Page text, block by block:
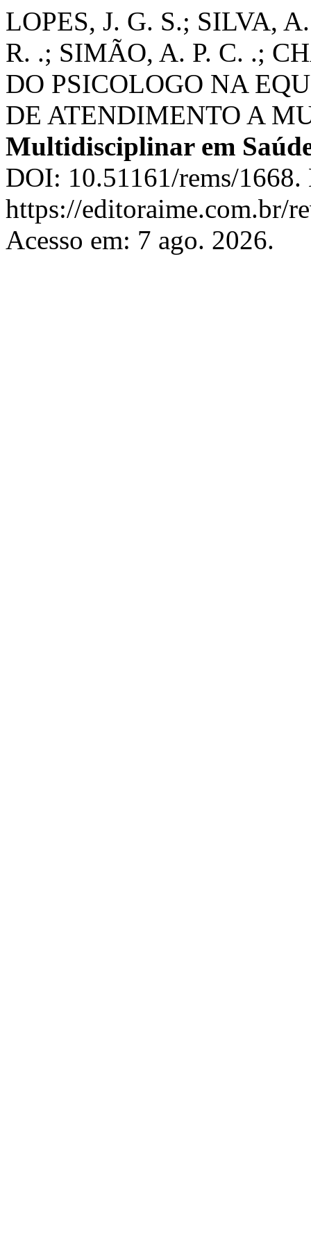
LOPES, J. G. S.; SILVA,
R. .; SIMÃO, A. P. C. .;
DO PSICOLOGO NA
DE ATENDIMENTO A
Multidisciplinar em
DOI: 10.51161/rems/
https://editoraime.com.br/
Acesso em: 7 ago. 2026.